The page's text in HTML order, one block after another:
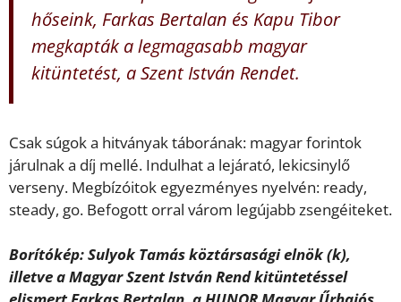
hőseink, Farkas Bertalan és Kapu Tibor
megkapták a legmagasabb magyar
kitüntetést, a Szent István Rendet.
Csak súgok a hitványak táborának: magyar forintok
járulnak a díj mellé. Indulhat a lejárató, lekicsinylő
verseny. Megbízóitok egyezményes nyelvén: ready,
steady, go. Befogott orral várom legújabb zsengéiteket.
Borítókép: Sulyok Tamás köztársasági elnök (k),
illetve a Magyar Szent István Rend kitüntetéssel